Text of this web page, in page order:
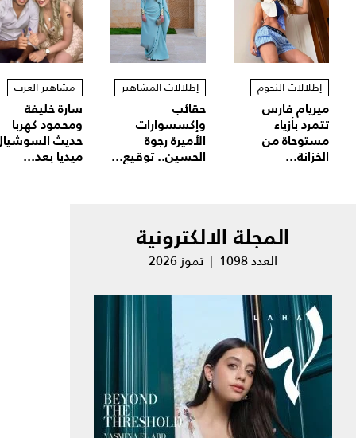
إطلالات النجوم
ميريام فارس
تتمرد بأزياء
مستوحاة من
الخزانة...
إطلالات المشاهير
حقائب
وإكسسوارات
الأميرة رجوة
الحسين.. توقيع...
مشاهير العرب
سارة خليفة
ومحمود كهربا
حديث
ميديا بعد...
المجلة الالكترونية
العدد 1098 | تموز 2026